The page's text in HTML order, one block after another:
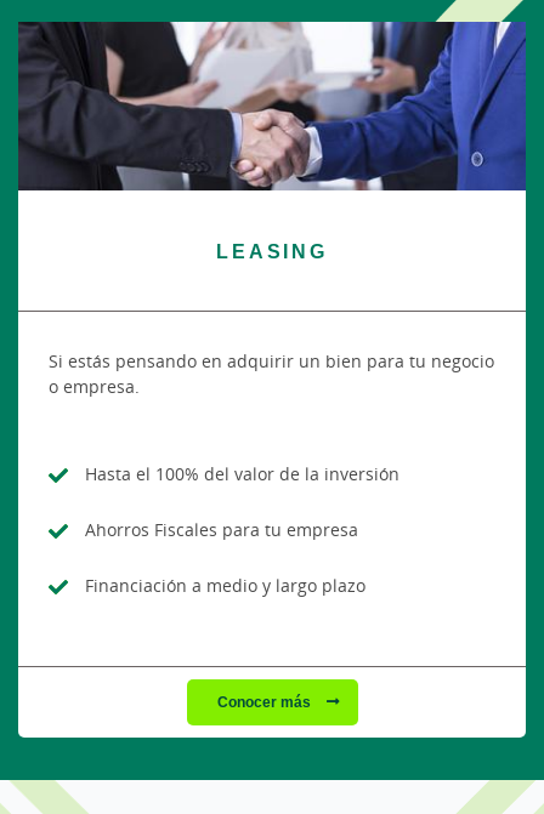
LEASING
Si estás pensando en adquirir un bien para tu negocio
o empresa.
Hasta el 100% del valor de la inversión
Ahorros Fiscales para tu empresa
Financiación a medio y largo plazo
Conocer más